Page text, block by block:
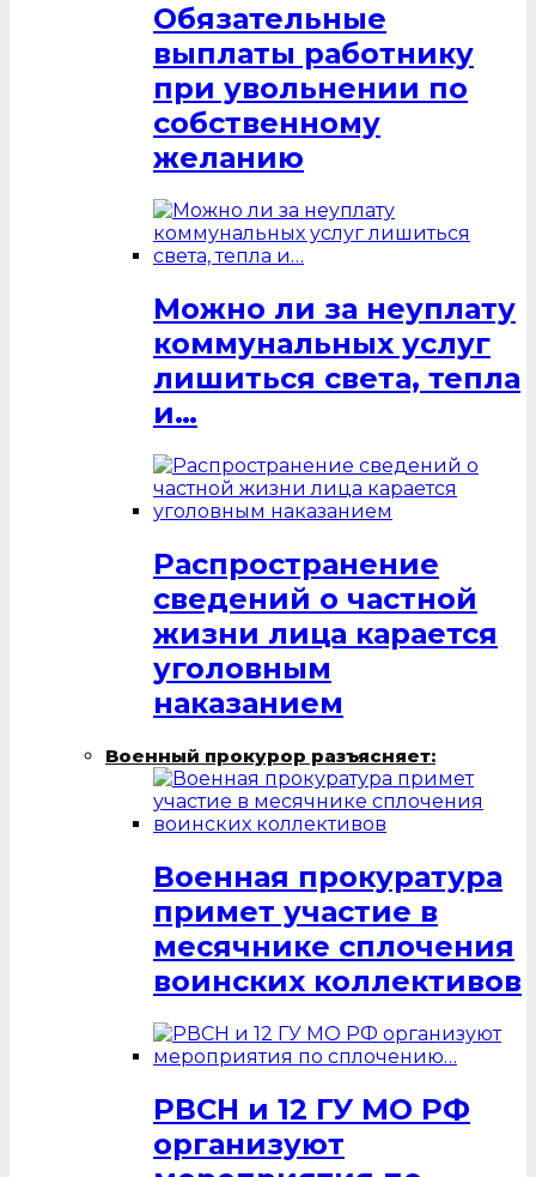
Обязательные
выплаты работнику
при увольнении по
собственному
желанию
Можно ли за неуплату
коммунальных услуг
лишиться света, тепла
и…
Распространение
сведений о частной
жизни лица карается
уголовным
наказанием
Военный прокурор разъясняет:
Военная прокуратура
примет участие в
месячнике сплочения
воинских коллективов
РВСН и 12 ГУ МО РФ
организуют